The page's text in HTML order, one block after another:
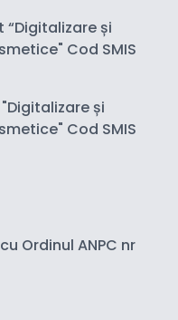
și
Cod SMIS
și
Cod SMIS
Ordinul ANPC nr